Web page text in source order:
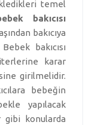
temel
bakıcısı
bakıcıya
bakıcısı
karar
girilmelidir.
bebeğin
yapılacak
gibi konularda